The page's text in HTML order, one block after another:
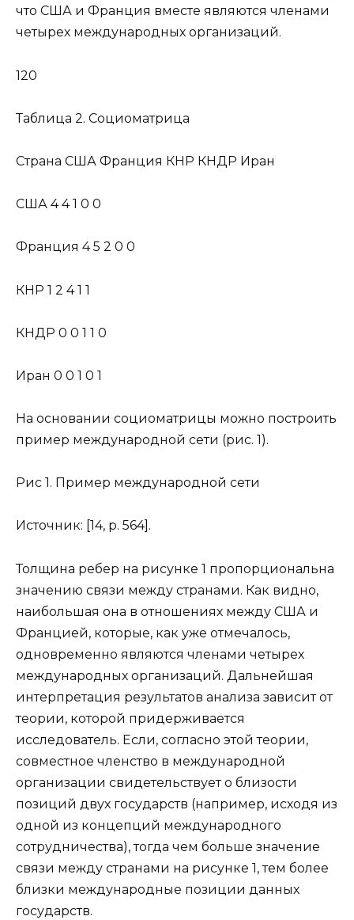
что США и Франция вместе являются членами
четырех международных организаций.
120
Таблица 2. Социоматрица
Страна США Франция КНР КНДР Иран
США 4 4 1 0 0
Франция 4 5 2 0 0
КНР 1 2 4 1 1
КНДР 0 0 1 1 0
Иран 0 0 1 0 1
На основании социоматрицы можно построить
пример международной сети (рис. 1).
Рис 1. Пример международной сети
Источник: [14, р. 564].
Толщина ребер на рисунке 1 пропорциональна
значению связи между странами. Как видно,
наибольшая она в отношениях между США и
Францией, которые, как уже отмечалось,
одновременно являются членами четырех
международных организаций. Дальнейшая
интерпретация результатов анализа зависит от
теории, которой придерживается
исследователь. Если, согласно этой теории,
совместное членство в международной
организации свидетельствует о близости
позиций двух государств (например, исходя из
одной из концепций международного
сотрудничества), тогда чем больше значение
связи между странами на рисунке 1, тем более
близки международные позиции данных
государств.